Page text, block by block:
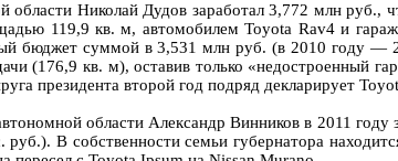
области Николай Дудов заработал 3,772 млн
119,9 кв. м, автомобилем Toyota Rav4 и
бюджет суммой в 3,531 млн руб. (в 2010 году —
(176,9 кв. м), оставив только «недостроенный
президента второй год подряд декларирует
области Александр Винников в 2011
В собственности семьи губернатора